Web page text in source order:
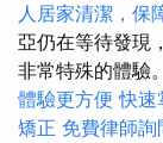
人居家清潔，保
亞仍在等待發現
非常特殊的體驗。
體驗更方便 快速
矯正 免費律師